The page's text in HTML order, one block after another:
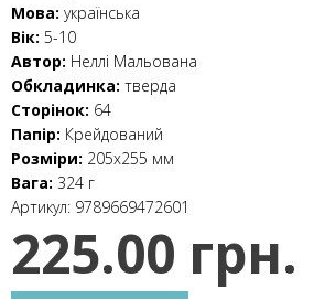
Мова: українська
Вік: 5-10
Автор: Неллі Мальована
Обкладинка: тверда
Сторінок: 64
Папір: Крейдований
Розміри: 205х255 мм
Вага: 324 г
Артикул: 9789669472601
225.00 грн.